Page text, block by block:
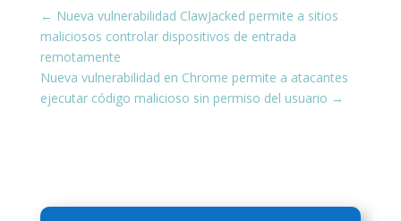
← Nueva vulnerabilidad ClawJacked permite a sitios
maliciosos controlar dispositivos de entrada
remotamente
Nueva vulnerabilidad en Chrome permite a atacantes
ejecutar código malicioso sin permiso del usuario →